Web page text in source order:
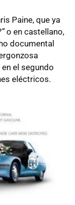
Paine, que ya
o en castellano,
documental
el segundo
eléctricos.